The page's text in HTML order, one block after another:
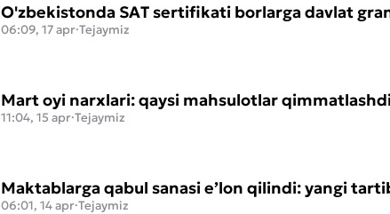
O'zbekistonda SAT sertifikati borlarga davlat
06:09, 17 apr·Tejaymiz
Mart oyi narxlari: qaysi mahsulotlar
11:04, 15 apr·Tejaymiz
Maktablarga qabul sanasi e’lon qilindi: yangi
06:01, 14 apr·Tejaymiz